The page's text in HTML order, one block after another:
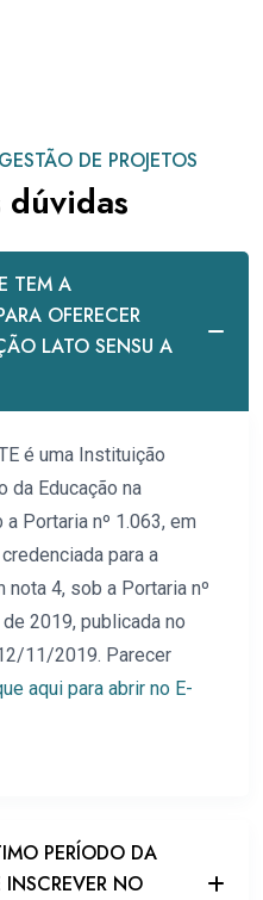
DE PROJETOS
dúvidas
TEM A
OFERECER
LATO SENSU A
é uma Instituição
da Educação na
Portaria nº 1.063, em
para a
4, sob a Portaria nº
2019, publicada no
11/2019. Parecer
aqui para abrir no E-
PERÍODO DA
NO